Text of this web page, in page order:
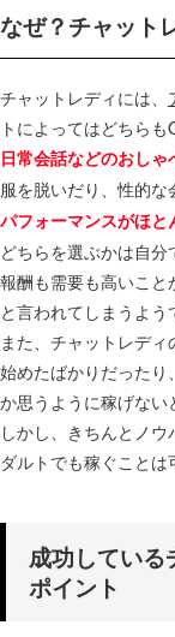
なぜ？チャット
チャットレディには、
トによってはどちら
日常会話などのおしゃ
服を脱いだり、性的な
パフォーマンスがほと
どちらを選ぶかは自
報酬も需要も高いこ
と言われてしまうよう
また、チャットレデ
始めたばかりだった
か思うように稼げない
しかし、きちんとノ
ダルトでも稼ぐことは
成功してい
ポイント